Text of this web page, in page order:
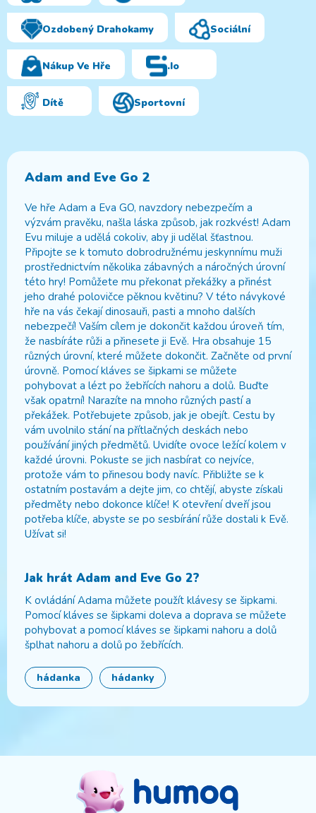
Ozdobený Drahokamy Sociální
Nákup Ve Hře .io
Dítě Sportovní
Adam and Eve Go 2
Ve hře Adam a Eva GO, navzdory nebezpečím a
výzvám pravěku, našla láska způsob, jak rozkvést! Adam
Evu miluje a udělá cokoliv, aby ji udělal šťastnou.
Připojte se k tomuto dobrodružnému jeskynnímu muži
prostřednictvím několika zábavných a náročných úrovní
této hry! Pomůžete mu překonat překážky a přinést
jeho drahé polovičce pěknou květinu? V této návykové
hře na vás čekají dinosauři, pasti a mnoho dalších
nebezpečí! Vaším cílem je dokončit každou úroveň tím,
že nasbíráte růži a přinesete ji Evě. Hra obsahuje 15
různých úrovní, které můžete dokončit. Začněte od první
úrovně. Pomocí kláves se šipkami se můžete
pohybovat a lézt po žebřících nahoru a dolů. Buďte
však opatrní! Narazíte na mnoho různých pastí a
překážek. Potřebujete způsob, jak je obejít. Cestu by
vám uvolnilo stání na přítlačných deskách nebo
používání jiných předmětů. Uvidíte ovoce ležící kolem v
každé úrovni. Pokuste se jich nasbírat co nejvíce,
protože vám to přinesou body navíc. Přibližte se k
ostatním postavám a dejte jim, co chtějí, abyste získali
předměty nebo dokonce klíče! K otevření dveří jsou
potřeba klíče, abyste se po sesbírání růže dostali k Evě.
Užívat si!
Jak hrát Adam and Eve Go 2?
K ovládání Adama můžete použít klávesy se šipkami.
Pomocí kláves se šipkami doleva a doprava se můžete
pohybovat a pomocí kláves se šipkami nahoru a dolů
šplhat nahoru a dolů po žebřících.
hádanka hádanky